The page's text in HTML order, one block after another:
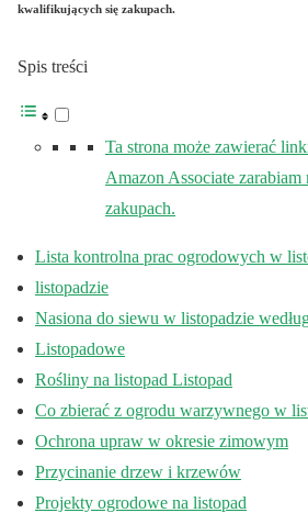
kwalifikujących się zakupach.
Spis treści
Ta strona może zawierać
Amazon Associate
zakupach.
Lista kontrolna prac ogrodowych w
listopadzie
Nasiona do siewu w listopadzie
Listopadowe
Rośliny na listopad Listopad
Co zbierać z ogrodu warzywnego w
Ochrona upraw w okresie zimowym
Przycinanie drzew i krzewów
Projekty ogrodowe na listopad